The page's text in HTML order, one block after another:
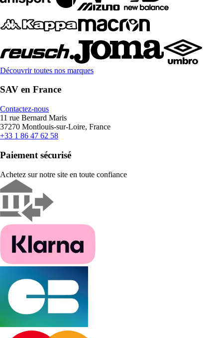
Découvrir toutes nos marques
SAV en France
Contactez-nous
11 rue Bernard Maris
37270 Montlouis-sur-Loire, France
+33 1 86 47 62 58
Paiement sécurisé
Achetez sur notre site en toute confiance